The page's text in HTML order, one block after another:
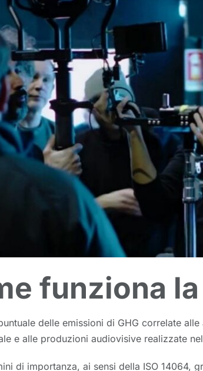
funziona
delle emissioni di GHG correlate
e alle produzioni audiovisive realizzate
di importanza, ai sensi della ISO 14064,